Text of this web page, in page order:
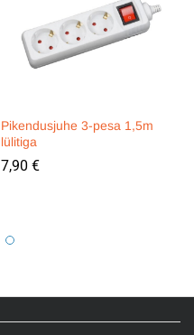
Pikendusjuhe 3-pesa 1,5m
lülitiga
7,90 €